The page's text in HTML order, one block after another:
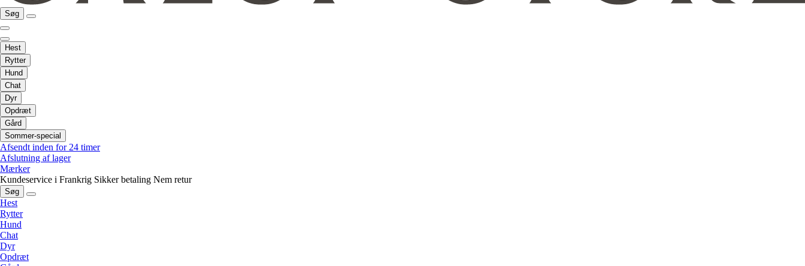
Søg
Hest
Rytter
Hund
Chat
Dyr
Opdræt
Gård
Sommer-special
Afsendt inden for 24 timer
Afslutning af lager
Mærker
Kundeservice i Frankrig Sikker betaling Nem retur
Søg
Hest
Rytter
Hund
Chat
Dyr
Opdræt